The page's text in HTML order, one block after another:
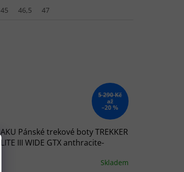
45
46,5 47
5 290 Kč
až
–20 %
AKU Pánské trekové boty TREKKER
LITE III WIDE GTX anthracite-
Skladem